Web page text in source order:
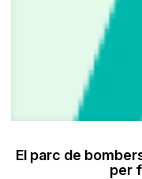
El parc de
per